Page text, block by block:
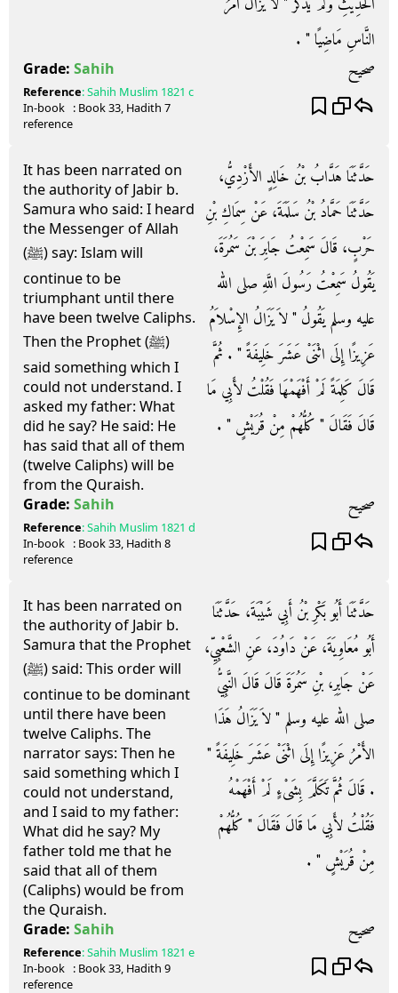
النَّاسِ مَاضِيًا ‏"‏ ‏.‏
Grade: Sahih صحيح
Reference:Sahih Muslim 1821 c
In-book
reference
: Book33, Hadith 7
It has been narrated on
the authority of Jabir b.
Samura who said: I heard
the Messenger of Allah
(ﷺ) say: Islam will
continue to be
triumphant until there
have been twelve Caliphs.
Then the Prophet (ﷺ)
said something which I
could not understand. I
asked my father: What
did he say? He said: He
has said that all of them
(twelve Caliphs) will be
from the Quraish.
حَدَّثَنَا هَدَّابُ بْنُ خَالِدٍ الأَزْدِيُّ،
حَدَّثَنَا حَمَّادُ بْنُ سَلَمَةَ، عَنْ سِمَاكِ بْنِ
حَرْبٍ، قَالَ سَمِعْتُ جَابِرَ بْنَ سَمُرَةَ،
يَقُولُ سَمِعْتُ رَسُولَ اللَّهِ صلى الله
عليه وسلم يَقُولُ ‏"‏ لاَ يَزَالُ الإِسْلاَمُ
عَزِيزًا إِلَى اثْنَىْ عَشَرَ خَلِيفَةً ‏"‏ ‏.‏ ثُمَّ
قَالَ كَلِمَةً لَمْ أَفْهَمْهَا فَقُلْتُ لأَبِي مَا
قَالَ فَقَالَ ‏"‏ كُلُّهُمْ مِنْ قُرَيْشٍ ‏"‏ ‏.‏
Grade: Sahih صحيح
Reference:Sahih Muslim 1821 d
In-book
reference
: Book33, Hadith 8
It has been narrated on
the authority of Jabir b.
Samura that the Prophet
(ﷺ) said: This order will
continue to be dominant
until there have been
twelve Caliphs. The
narrator says: Then he
said something which I
could not understand,
and I said to my father:
What did he say? My
father told me that he
said that all of them
(Caliphs) would be from
the Quraish.
حَدَّثَنَا أَبُو بَكْرِ بْنُ أَبِي شَيْبَةَ، حَدَّثَنَا
أَبُو مُعَاوِيَةَ، عَنْ دَاوُدَ، عَنِ الشَّعْبِيِّ،
عَنْ جَابِرِ، بْنِ سَمُرَةَ قَالَ قَالَ النَّبِيُّ
صلى الله عليه وسلم ‏"‏ لاَ يَزَالُ هَذَا
الأَمْرُ عَزِيزًا إِلَى اثْنَىْ عَشَرَ خَلِيفَةً ‏"‏
‏.‏ قَالَ ثُمَّ تَكَلَّمَ بِشَىْءٍ لَمْ أَفْهَمْهُ
فَقُلْتُ لأَبِي مَا قَالَ فَقَالَ ‏"‏ كُلُّهُمْ
مِنْ قُرَيْشٍ ‏"‏ ‏.‏
Grade: Sahih صحيح
Reference:Sahih Muslim 1821 e
In-book
reference
: Book33, Hadith 9